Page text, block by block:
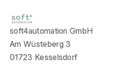
soft4automation GmbH
Am Wüsteberg 3
01723 Kesselsdorf